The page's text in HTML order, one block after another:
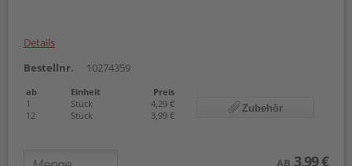
Details
Bestellnr.
10274359
ab Einheit
Preis
1
Stück
4,29 €
12
Stück 3,99 €
Zubehör
AB 3,99 €